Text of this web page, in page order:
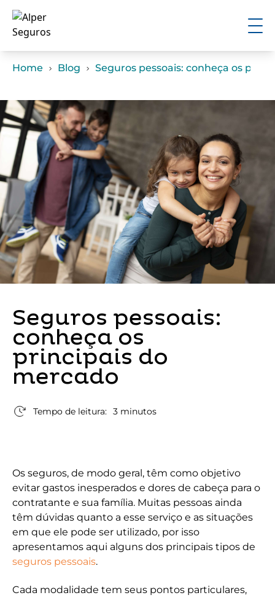
Home Blog Seguros pessoais: conheça os
Seguros pessoais:
conheça os
principais do
mercado
Tempo de leitura: 3 minutos
Os seguros, de modo geral, têm como objetivo
evitar gastos inesperados e dores de cabeça para o
contratante e sua família. Muitas pessoas ainda
têm dúvidas quanto a esse serviço e as situações
em que ele pode ser utilizado, por isso
apresentamos aqui alguns dos principais tipos de
seguros pessoais.
Cada modalidade tem seus pontos particulares,